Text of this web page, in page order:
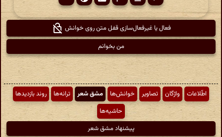
فعال یا غیرفعال‌سازی قفل متن روی خوانش
من بخوانم
اطّلاعات واژگان تصاویر خوانش‌ها مشق شعر ترانه‌ها
روند بازدیدها
حاشیه‌ها
پیشنهاد مشق شعر